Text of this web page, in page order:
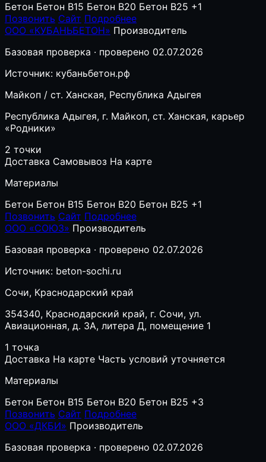
Бетон Бетон B15 Бетон B20 Бетон B25 +1
Позвонить Сайт Подробнее
ООО «КУБАНЬБЕТОН» Производитель
Базовая проверка · проверено 02.07.2026
Источник: кубаньбетон.рф
Майкоп / ст. Ханская, Республика Адыгея
Республика Адыгея, г. Майкоп, ст. Ханская, карьер
«Родники»
2 точки
Доставка Самовывоз На карте
Материалы
Бетон Бетон B15 Бетон B20 Бетон B25 +1
Позвонить Сайт Подробнее
ООО «СОЮЗ» Производитель
Базовая проверка · проверено 02.07.2026
Источник: beton-sochi.ru
Сочи, Краснодарский край
354340, Краснодарский край, г. Сочи, ул.
Авиационная, д. 3А, литера Д, помещение 1
1 точка
Доставка На карте Часть условий уточняется
Материалы
Бетон Бетон B15 Бетон B20 Бетон B25 +3
Позвонить Сайт Подробнее
ООО «ДКБИ» Производитель
Базовая проверка · проверено 02.07.2026